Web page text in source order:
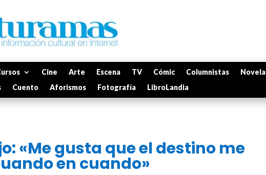
Cine Arte Escena TV Cómic Columnistas Novela
Cuento Aforismos Fotografía LibroLandia
«Me gusta que el destino me
en cuando»